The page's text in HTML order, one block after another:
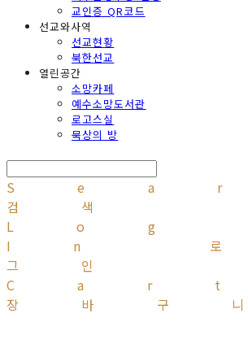
교인증 QR코드
선교와사역
선교현황
북한선교
열린공간
소망카페
예수소망도서관
로고스실
묵상의 방
검색
Log
In
그인
장바구